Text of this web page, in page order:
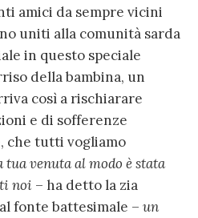
amici da sempre vicini
uniti alla comunità sarda
in questo speciale
della bambina, un
così a rischiarare
e di sofferenze
che tutti vogliamo
tua venuta al modo è stata
noi – ha detto la zia
fonte battesimale – un